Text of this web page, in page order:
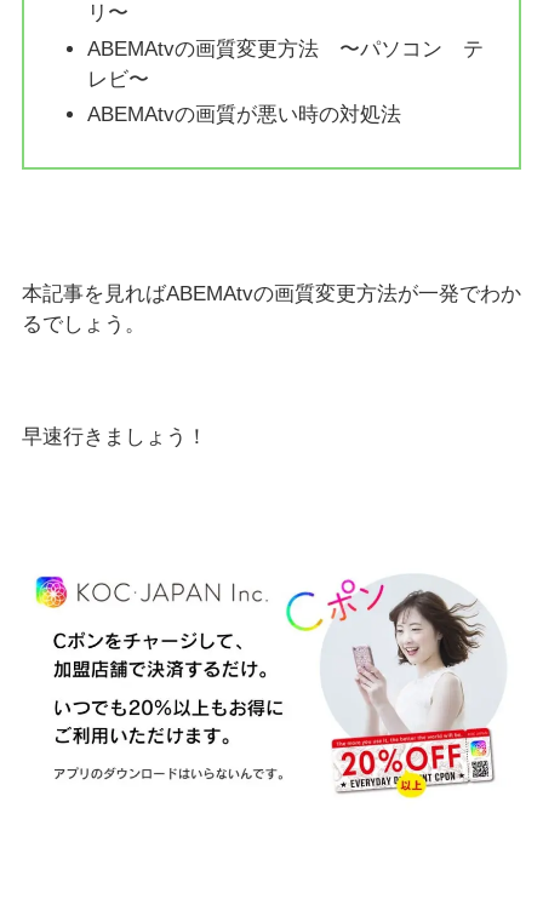
リ〜
ABEMAtvの画質変更方法 〜パソコン テ
レビ〜
ABEMAtvの画質が悪い時の対処法
本記事を見ればABEMAtvの画質変更方法が一発でわか
るでしょう。
早速行きましょう！